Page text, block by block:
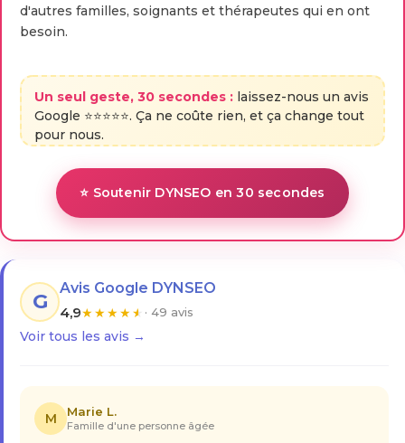
d'autres familles, soignants et thérapeutes qui en ont
besoin.
Un seul geste, 30 secondes : laissez-nous un avis
Google ⭐⭐⭐⭐⭐. Ça ne coûte rien, et ça change tout
pour nous.
⭐ Soutenir DYNSEO en 30 secondes
G
Avis Google DYNSEO
4,9★★★★★ · 49 avis
Voir tous les avis →
M Marie L.
Famille d'une personne âgée